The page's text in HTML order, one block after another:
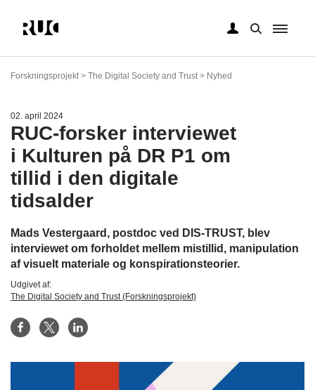
hovedindhold
Forskningsprojekt > The Digital Society and Trust > Nyhed
02. april 2024
RUC-forsker interviewet
i Kulturen på DR P1 om
tillid i den digitale
tidsalder
Mads Vestergaard, postdoc ved DIS-TRUST, blev
interviewet om forholdet mellem mistillid, manipulation
af visuelt materiale og konspirationsteorier.
Udgivet af:
The Digital Society and Trust (Forskningsprojekt)